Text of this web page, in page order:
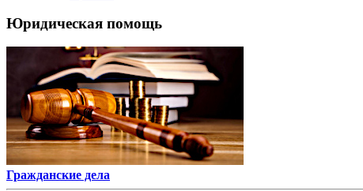
Юридическая помощь
Гражданские дела